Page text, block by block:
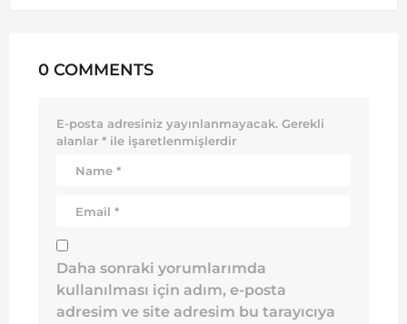
0 COMMENTS
E-posta adresiniz yayınlanmayacak. Gerekli
alanlar * ile işaretlenmişlerdir
Daha sonraki yorumlarımda
kullanılması için adım, e-posta
adresim ve site adresim bu tarayıcıya